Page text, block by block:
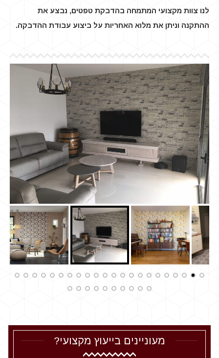
לנו צוות מקצועי המתמחה בהדבקת טפטים, נבצע את
ההתקנה וניתן את מלוא האחריות על ביצוע עבודת ההדבקה.
מעוניינים בייעוץ מקצועי?